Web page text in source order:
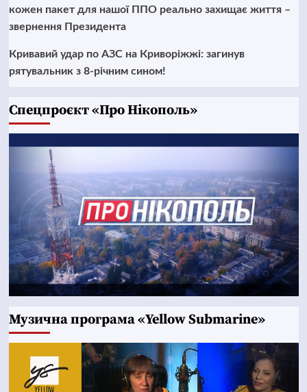
кожен пакет для нашої ППО реально захищає життя –
звернення Президента
Кривавий удар по АЗС на Криворіжжі: загинув
рятувальник з 8-річним сином!
Cпецпроєкт «Про Нікополь»
Музична програма «Yellow Submarine»